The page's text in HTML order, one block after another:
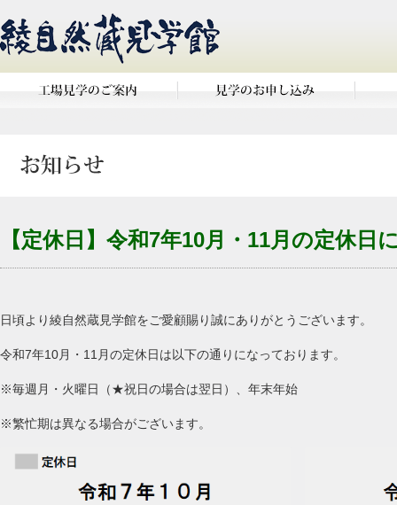
【定休日】令和7年10月・11月の定休日
日頃より綾自然蔵見学館をご愛顧賜り誠にありがとうございます。
令和7年10月・11月の定休日は以下の通りになっております。
※毎週月・火曜日（★祝日の場合は翌日）、年末年始
※繁忙期は異なる場合がございます。